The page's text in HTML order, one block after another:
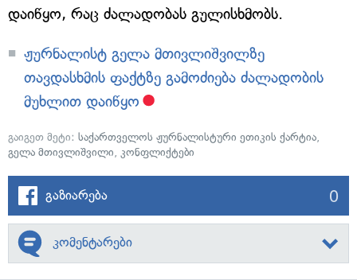
დაიწყო, რაც ძალადობას გულისხმობს.
ჟურნალისტ გელა მთივლიშვილზე
თავდასხმის ფაქტზე გამოძიება ძალადობის
მუხლით დაიწყო
გაიგეთ მეტი: საქართველოს ჟურნალისტური ეთიკის ქარტია,
გელა მთივლიშვილი, კონფლიქტები
გაზიარება 0
კომენტარები